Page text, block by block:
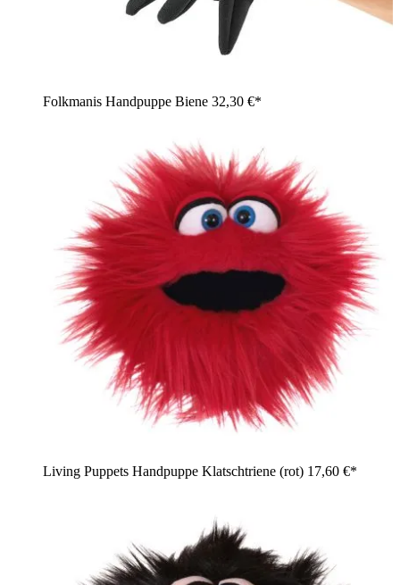
Folkmanis Handpuppe Biene 32,30 €*
Living Puppets Handpuppe Klatschtriene (rot) 17,60 €*